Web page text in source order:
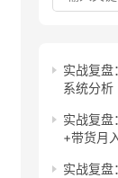
实战复盘
系统分析
实战复盘
+带货月
实战复盘